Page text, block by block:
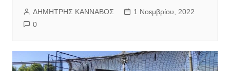
ΔΗΜΗΤΡΗΣ ΚΑΝΝΑΒΟΣ
1 Νοεμβρίου, 2022
0